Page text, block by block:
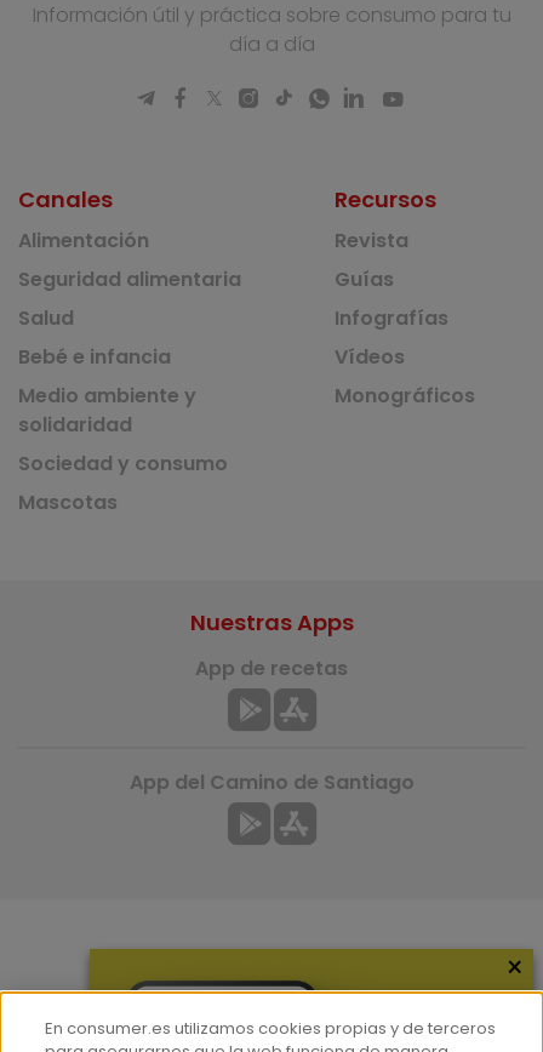
Información útil y práctica sobre consumo para tu
día a día
Canales
Alimentación
Seguridad alimentaria
Salud
Bebé e infancia
Medio ambiente y
solidaridad
Sociedad y consumo
Mascotas
Recursos
Revista
Guías
Infografías
Vídeos
Monográficos
Nuestras Apps
App de recetas
App del Camino de Santiago
×
En consumer.es utilizamos cookies propias y de terceros